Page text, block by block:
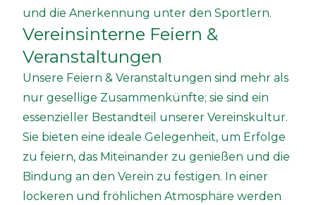
und die Anerkennung unter den Sportlern.
Vereinsinterne Feiern &
Veranstaltungen
Unsere Feiern & Veranstaltungen sind mehr als
nur gesellige Zusammenkünfte; sie sind ein
essenzieller Bestandteil unserer Vereinskultur.
Sie bieten eine ideale Gelegenheit, um Erfolge
zu feiern, das Miteinander zu genießen und die
Bindung an den Verein zu festigen. In einer
lockeren und fröhlichen Atmosphäre werden